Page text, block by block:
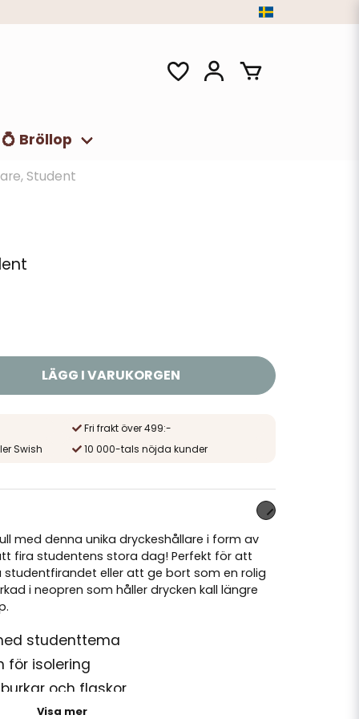
💍 Bröllop
Student
LÄGG I VARUKORGEN
Fri frakt över 499:-
Swish
10 000-tals nöjda kunder
med denna unika dryckeshållare i form av
fira studentens stora dag! Perfekt för att
eller att ge bort som en rolig
i neopren som håller drycken kall längre
studenttema
för isolering
och flaskor
drycken kall och skyddar händerna
Visa mer